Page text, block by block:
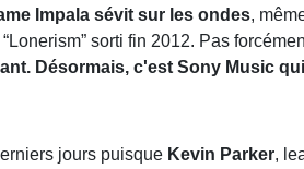
Impala sévit sur les ondes,
sorti fin 2012. Pas
Désormais, c'est Sony Music
jours puisque Kevin Parker,